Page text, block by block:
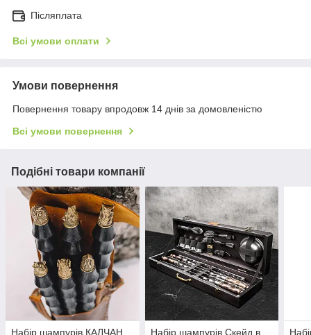
Післяплата
Всі умови оплати
Умови повернення
Повернення товару впродовж 14 днів за домовленістю
Всі умови повернення
Подібні товари компанії
Набір шампурів КАЛЧАН Набір шампурів Скейд в